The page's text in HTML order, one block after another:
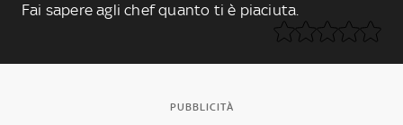
Fai sapere agli chef quanto ti è piaciuta.
PUBBLICITÀ